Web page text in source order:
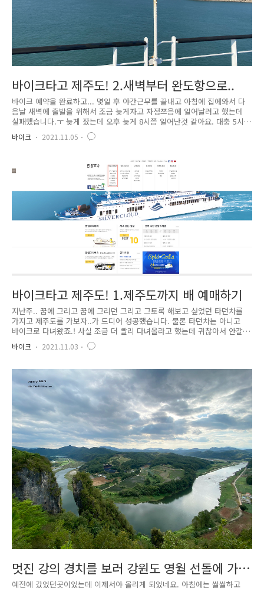
바이크타고 제주도! 2.새벽부터 완도항으로..
바이크 예약을 완료하고... 몇일 후 야간근무를 끝내고 아침에 집에와서 다
음날 새벽에 출발을 위해서 조금 늦게자고 자정쯔음에 일어날려고 했는데
실패했습니다.ㅜ 늦게 잤는데 오후 늦게 8시쯤 일어난것 같아요. 대충 5시
간정도...?? 지금 출발해서 일찍 도착해 어디 짱박혀 쓰러져 있을것인가..
아니면 집에서 예정대로 나와서 출발할것인가... 고민을 하다보니 어느덧
기 결국 집에서 예정대로 출발하기로 하고 자기전에 싸놨던 짐을 챙겨 느
긋느긋 커피도 먹고 새벽 2시쯤 나와서 짐을 바이크에 단단히 고정하고 슬
슬 출발했습니다. 티맵으로 내비를 찍어보니 481km가 나오네요..;;; 쉬지
않고 가도 9시간이 넘게 걸리는 완도항;;; 참..
바이크 2021.11.05
바이크타고 제주도! 1.제주도까지 배 예매하기
지난주.. 꿈에 그리고 꿈에 그리던 그리고 그토록 해보고 싶었던 타던차를
가지고 제주도를 가보자..가 드디어 성공했습니다. 물론 타던차는 아니고
바이크로 다녀왔죠.! 사실 조금 더 빨리 다녀올라고 했는데 귀찮아서 안갈
려고 했다가 효리네민박 보다가 이건 가야해!!!라며 호다닥 예약해버렸어
요.ㅋㅋ 지금 인천에서 제주도가는 배편이 생긴다고까지만 알아봤는데 그
부산, 여수가 제주항 노선이 있고 전남 고흥의 녹동항에서 성산항으로 가
는 노선이 있습니다. 여기서 배를 타고 제일 빠르게 갈 수 있는 노선은 완
도항에서 제주항 노선입니다. 실버클라우드호를 타면 2시간 40분? 정도 걸
립니다. 목포에서는 오래걸린다고 본것 같아서 그냥 완도에서 제주..
바이크 2021.11.03
멋진 강의 경치를 보러 강원도 영월 선돌에 가
보았습니다
예전에 갔었던곳이었는데 이제서야 올리게 되었네요. 아침에는 쌀쌀하고